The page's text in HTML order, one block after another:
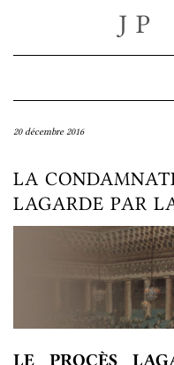
JP
20 décembre 2016
LA
LAGARDE PAR
LE PROCÈS